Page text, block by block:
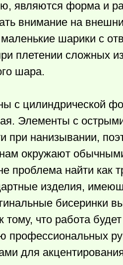
являются форма и
внимание на
шарики с
плетении сложных
шара.
с цилиндрической
Элементы с
при нанизывании,
окружают
проблема найти как
изделия,
бисеринки
тому, что работа
для